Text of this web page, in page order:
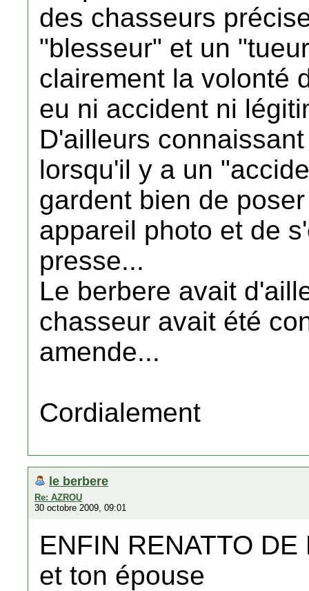
des chasseurs
"blesseur" et un
clairement la volonté
eu ni accident ni
D'ailleurs
lorsqu'il y a un
gardent bien de
appareil photo et de
presse...
Le berbere avait
chasseur avait été
amende...
Cordialement
le berbere
Re: AZROU
30 octobre 2009, 09:01
ENFIN RENATTO
et ton épouse